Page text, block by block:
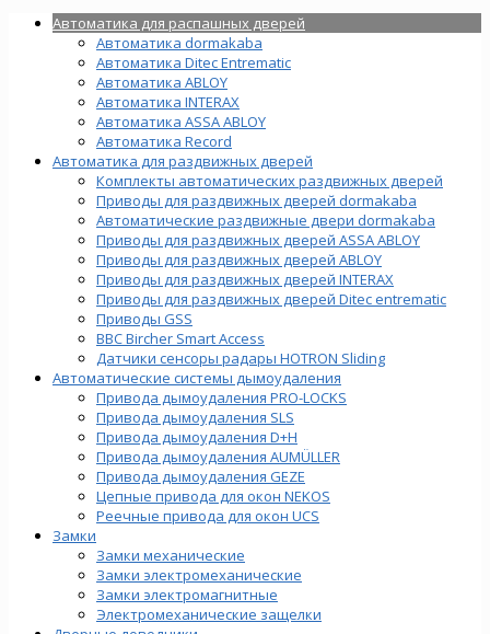
Автоматика для распашных дверей
Автоматика dormakaba
Автоматика Ditec Entrematic
Автоматика ABLOY
Автоматика INTERAX
Автоматика ASSA ABLOY
Автоматика Record
Автоматика для раздвижных дверей
Комплекты автоматических раздвижных дверей
Приводы для раздвижных дверей dormakaba
Автоматические раздвижные двери dormakaba
Приводы для раздвижных дверей ASSA ABLOY
Приводы для раздвижных дверей ABLOY
Приводы для раздвижных дверей INTERAX
Приводы для раздвижных дверей Ditec entrematic
Приводы GSS
BBC Bircher Smart Access
Датчики сенсоры радары HOTRON Sliding
Автоматические системы дымоудаления
Привода дымоудаления PRO-LOCKS
Привода дымоудаления SLS
Привода дымоудаления D+H
Привода дымоудаления AUMÜLLER
Привода дымоудаления GEZE
Цепные привода для окон NEKOS
Реечные привода для окон UСS
Замки
Замки механические
Замки электромеханические
Замки электромагнитные
Электромеханические защелки